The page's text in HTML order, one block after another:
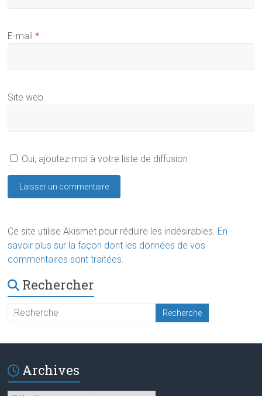
E-mail*
Site web
Oui, ajoutez-moi à votre liste de diffusion
Ce site utilise Akismet pour réduire les indésirables. En
savoir plus sur la façon dont les données de vos
commentaires sont traitées
Rechercher
Archives